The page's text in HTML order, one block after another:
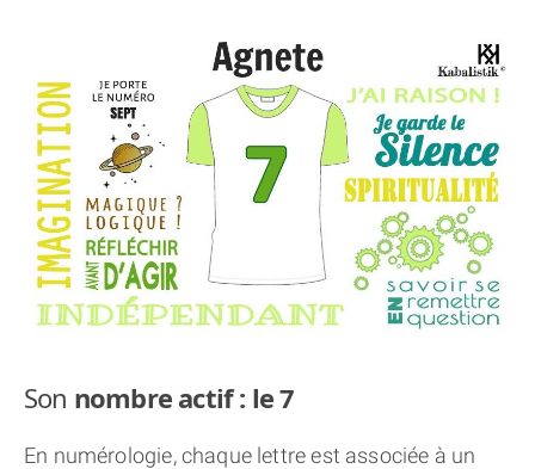
Son nombre actif : le 7
En numérologie, chaque lettre est associée à un
THÈME « DOUBLE JE »
APPRENDRE LA NUMÉROLOGIE
EXPLORER LA NUMÉROLOGIE
70.000 PRÉNOMS
(À PROPOS)